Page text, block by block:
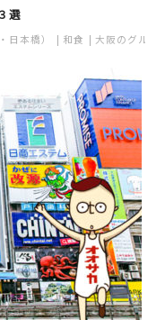
選
日本橋） 和食 大阪のグルメ